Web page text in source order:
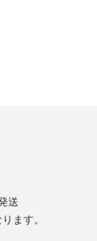
送
ます。